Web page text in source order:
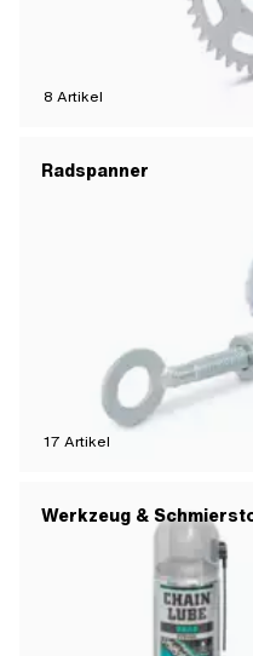
8 Artikel
Radspanner
17 Artikel
Werkzeug &